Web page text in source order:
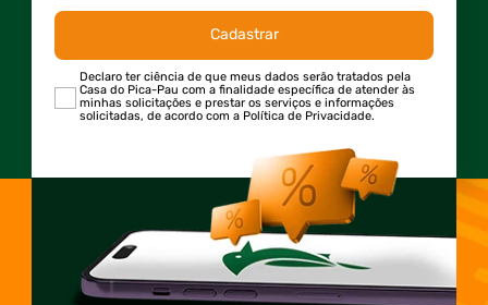
Cadastrar
Declaro ter ciência de que meus dados serão tratados pela
Casa do Pica-Pau com a finalidade específica de atender às
minhas solicitações e prestar os serviços e informações
solicitadas, de acordo com a Política de Privacidade.